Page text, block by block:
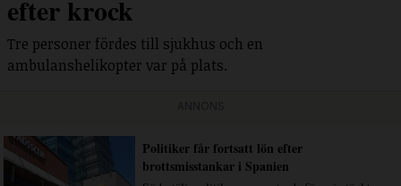
efter krock
Tre personer fördes till sjukhus och en
ambulanshelikopter var på plats.
Politiker får fortsatt lön efter
brottsmisstankar i Spanien